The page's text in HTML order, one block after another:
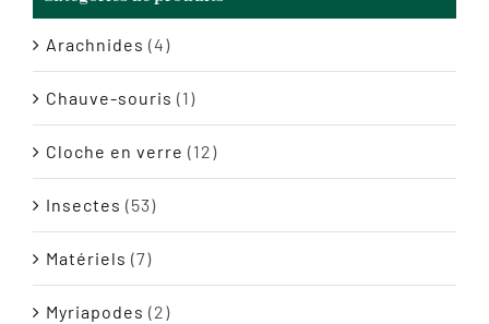
Arachnides (4)
Chauve-souris (1)
Cloche en verre (12)
Insectes (53)
Matériels (7)
Myriapodes (2)